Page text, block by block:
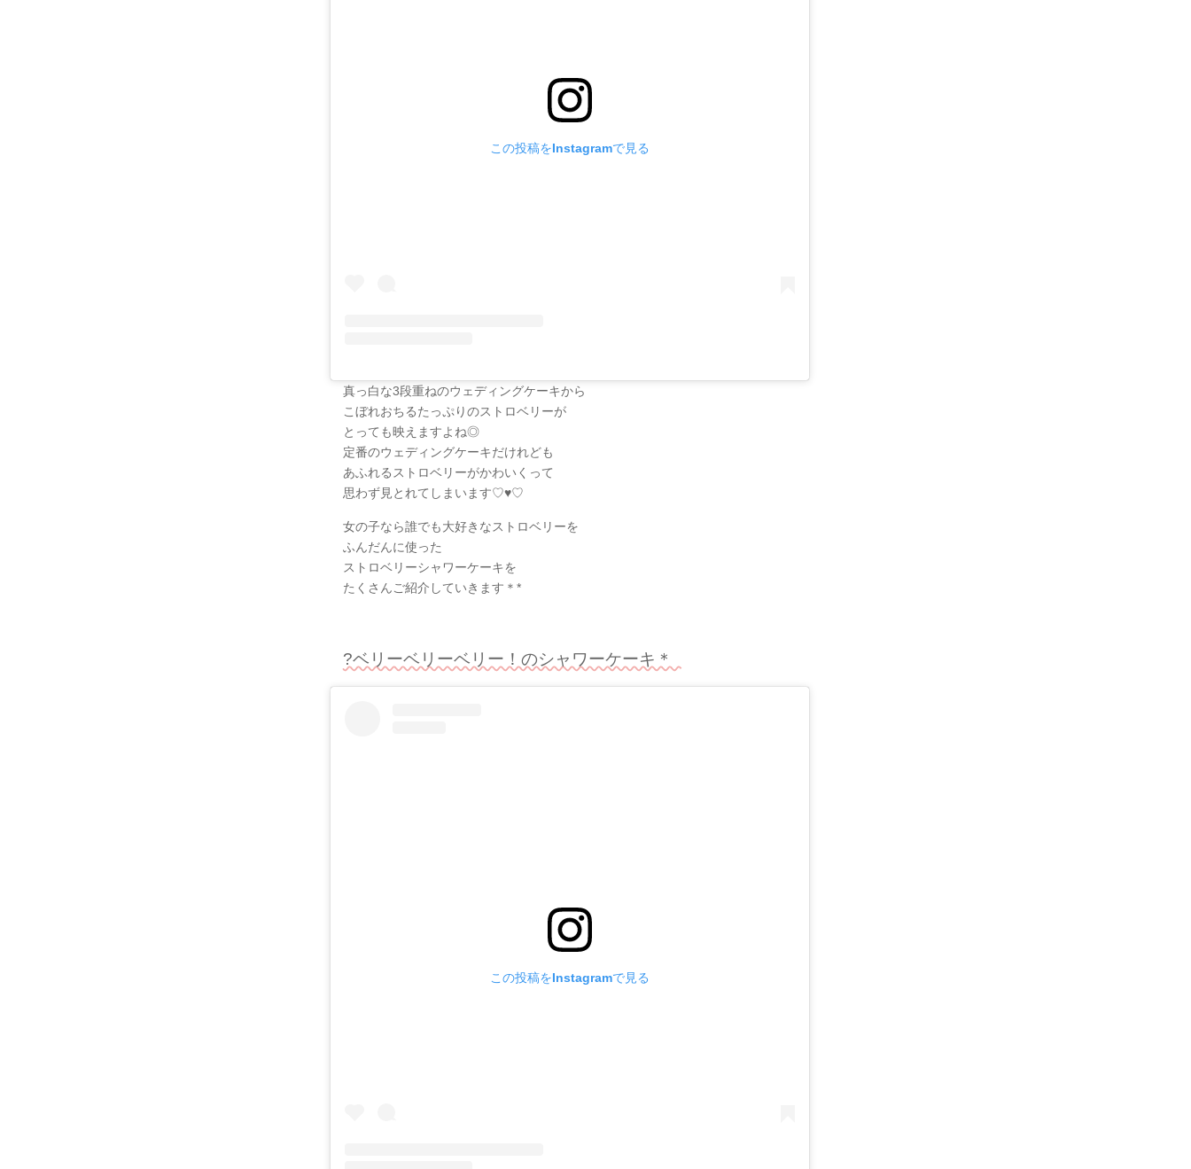
この投稿をInstagramで見る
真っ白な3段重ねのウェディングケーキから
こぼれおちるたっぷりのストロベリーが
とっても映えますよね◎
定番のウェディングケーキだけれども
あふれるストロベリーがかわいくって
思わず見とれてしまいます♡♥♡
女の子なら誰でも大好きなストロベリーを
ふんだんに使った
ストロベリーシャワーケーキを
たくさんご紹介していきます＊*
?ベリーベリーベリー！のシャワーケーキ＊
この投稿をInstagramで見る